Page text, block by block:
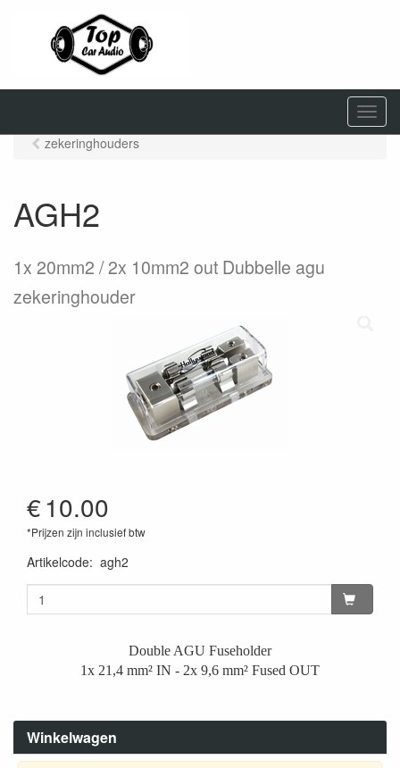
M
e
Winkelwagen
zekeringhouders
AGH2
1x 20mm2 / 2x 10mm2 out Dubbelle agu
zekeringhouder
€10.00
*Prijzen zijn inclusief btw
Artikelcode: agh2
Double AGU Fuseholder
1x 21,4 mm² IN - 2x 9,6 mm² Fused OUT